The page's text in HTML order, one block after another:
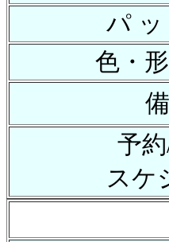
パ ッ
色・
予
スケ